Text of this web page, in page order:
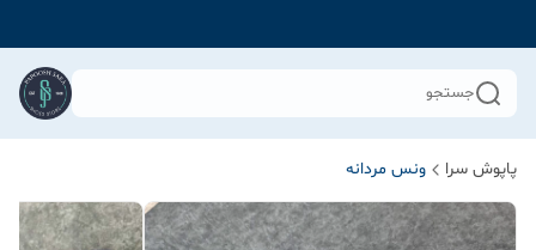
جستجو
پاپوش سرا ونس مردانه